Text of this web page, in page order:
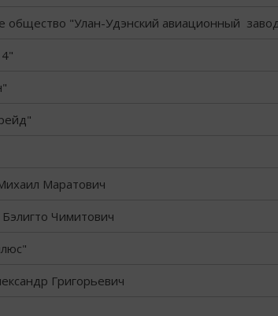
общество "Улан-Удэнский авиационный
Маратович
Чимитович
Григорьевич